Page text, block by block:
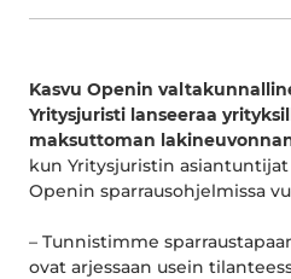
Kasvu Openin
Yritysjuristi lanseeraa
maksuttoman
kun Yritysjuristin
Openin sparrausohjelmissa
– Tunnistimme
ovat arjessaan usein